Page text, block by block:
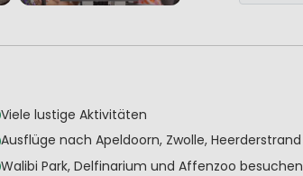
Viele lustige Aktivitäten
Ausflüge nach Apeldoorn, Zwolle, Heerderstrand
Walibi Park, Delfinarium und Affenzoo besuchen